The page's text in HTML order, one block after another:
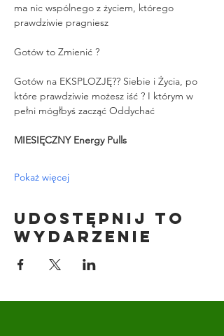
ma nic wspólnego z życiem, którego
prawdziwie pragniesz
Gotów to Zmienić ?
Gotów na EKSPLOZJĘ?? Siebie i Życia, po
które prawdziwie możesz iść ? I którym w
pełni mógłbyś zacząć Oddychać
MIESIĘCZNY Energy Pulls
Pokaż więcej
Udostępnij to
wydarzenie